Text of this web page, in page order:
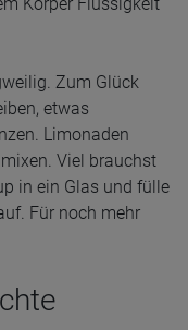
Zum Glück
etwas
Limonaden
Viel brauchst
in ein Glas und fülle
Für noch mehr